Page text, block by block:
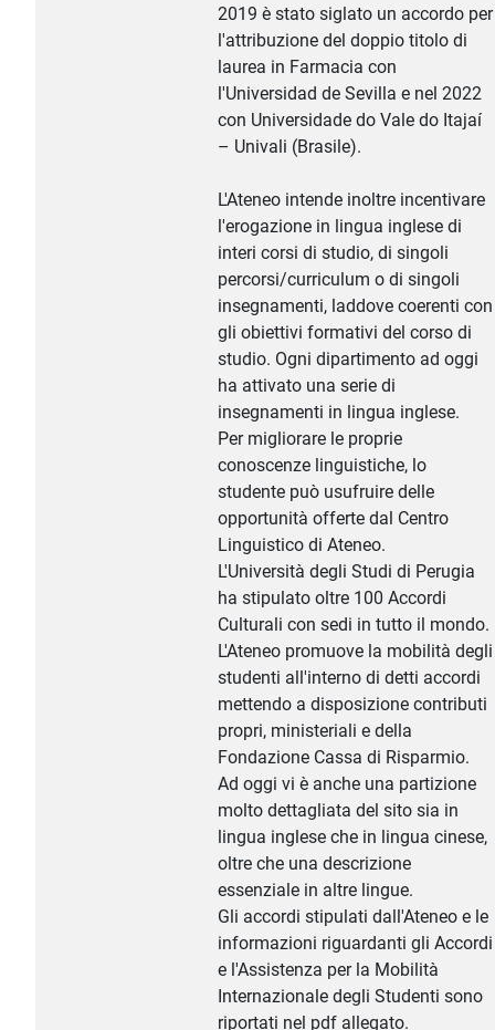
2019 è stato siglato un accordo per
l'attribuzione del doppio titolo di
laurea in Farmacia con
l'Universidad de Sevilla e nel 2022
con Universidade do Vale do Itajaí
– Univali (Brasile).
L'Ateneo intende inoltre incentivare
l'erogazione in lingua inglese di
interi corsi di studio, di singoli
percorsi/curriculum o di singoli
insegnamenti, laddove coerenti con
gli obiettivi formativi del corso di
studio. Ogni dipartimento ad oggi
ha attivato una serie di
insegnamenti in lingua inglese.
Per migliorare le proprie
conoscenze linguistiche, lo
studente può usufruire delle
opportunità offerte dal Centro
Linguistico di Ateneo.
L'Università degli Studi di Perugia
ha stipulato oltre 100 Accordi
Culturali con sedi in tutto il mondo.
L'Ateneo promuove la mobilità degli
studenti all'interno di detti accordi
mettendo a disposizione contributi
propri, ministeriali e della
Fondazione Cassa di Risparmio.
Ad oggi vi è anche una partizione
molto dettagliata del sito sia in
lingua inglese che in lingua cinese,
oltre che una descrizione
essenziale in altre lingue.
Gli accordi stipulati dall'Ateneo e le
informazioni riguardanti gli Accordi
e l'Assistenza per la Mobilità
Internazionale degli Studenti sono
riportati nel pdf allegato.